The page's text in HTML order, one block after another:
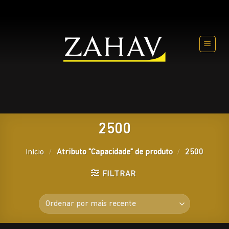
2500
Início / Atributo "Capacidade" de produto / 2500
FILTRAR